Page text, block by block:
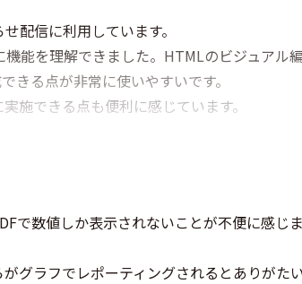
配信に利用しています。
能を理解できました。HTMLのビジュアル
きる点が非常に使いやすいです。
施できる点も便利に感じています。
で数値しか表示されないことが不便に感じ
グラフでレポーティングされるとありがた